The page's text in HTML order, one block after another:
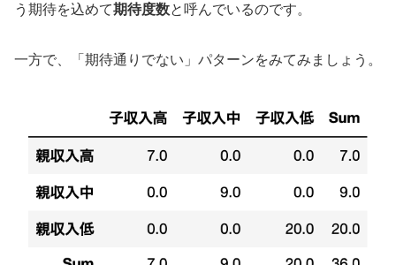
う期待を込めて期待度数と呼んでいるのです。
一方で、「期待通りでない」パターンをみてみましょう。